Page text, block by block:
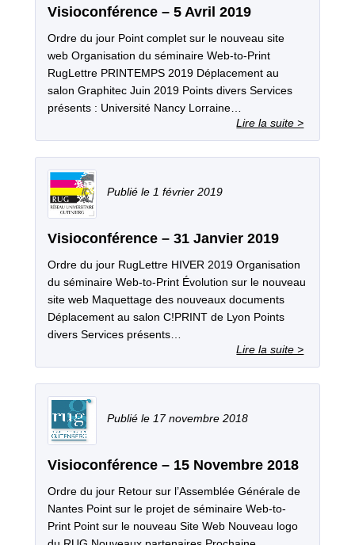
Visioconférence – 5 Avril 2019
Ordre du jour Point complet sur le nouveau site
web Organisation du séminaire Web-to-Print
RugLettre PRINTEMPS 2019 Déplacement au
salon Graphitec Juin 2019 Points divers Services
présents : Université Nancy Lorraine…
Visioconférence – 31 Janvier 2019
Ordre du jour RugLettre HIVER 2019 Organisation
du séminaire Web-to-Print Évolution sur le nouveau
site web Maquettage des nouveaux documents
Déplacement au salon C!PRINT de Lyon Points
divers Services présents…
1 février 2019
Visioconférence – 15 Novembre 2018
Ordre du jour Retour sur l’Assemblée Générale de
Nantes Point sur le projet de séminaire Web-to-
Print Point sur le nouveau Site Web Nouveau logo
17 novembre 2018